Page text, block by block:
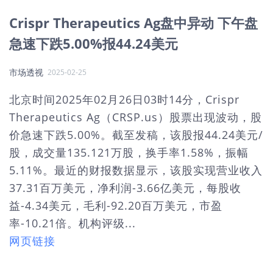
Crispr Therapeutics Ag盘中异动 下午盘
急速下跌5.00%报44.24美元
市场透视 2025-02-25
北京时间2025年02月26日03时14分，Crispr
Therapeutics Ag（CRSP.us）股票出现波动，股
价急速下跌5.00%。截至发稿，该股报44.24美元/
股，成交量135.121万股，换手率1.58%，振幅
5.11%。最近的财报数据显示，该股实现营业收入
37.31百万美元，净利润-3.66亿美元，每股收
益-4.34美元，毛利-92.20百万美元，市盈
率-10.21倍。机构评级...
网页链接